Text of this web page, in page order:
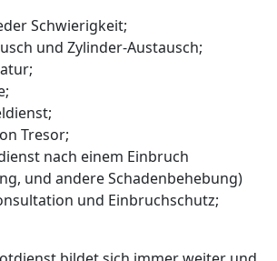
Schwierigkeit;
und Zylinder-Austausch;
Tresor;
nach einem Einbruch
und andere Schadenbehebung)
und Einbruchschutz;